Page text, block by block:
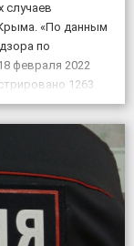
случаев
«По данным
по
февраля 2022
1263
выявлено 151605